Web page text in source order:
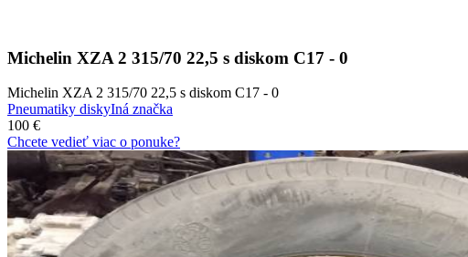
Michelin XZA 2 315/70 22,5 s diskom C17 - 0
Michelin XZA 2 315/70 22,5 s diskom C17 - 0
Pneumatiky diskyIná značka
100 €
Chcete vedieť viac o ponuke?